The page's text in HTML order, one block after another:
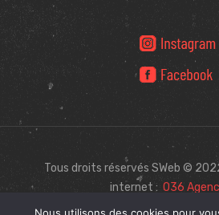
Tous droits réservés SWeb ©
internet : O36